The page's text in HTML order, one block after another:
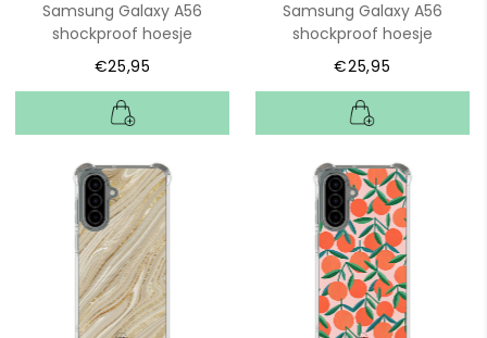
Samsung Galaxy A56
shockproof hoesje
€25,95
Samsung Galaxy A56
shockproof hoesje
€25,95